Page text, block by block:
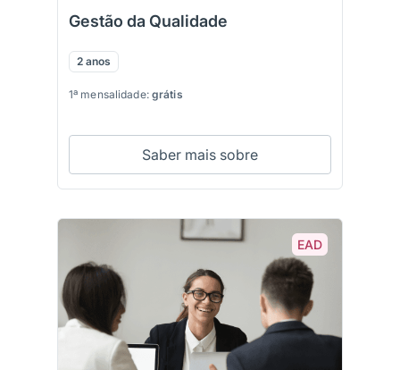
Gestão da Qualidade
2 anos
1ª mensalidade: grátis
Saber mais sobre
EAD